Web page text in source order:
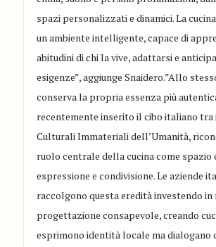
spazi personalizzati e dinamici. La
un ambiente intelligente, capace di
abitudini di chi la vive, adattarsi e
esigenze”, aggiunge Snaidero.”Allo
conserva la propria essenza più
recentemente inserito il cibo italiano tra
Culturali Immateriali dell’Umanità,
ruolo centrale della cucina come spazio
espressione e condivisione. Le aziende
raccolgono questa eredità investendo in
progettazione consapevole, creando
esprimono identità locale ma dialogano